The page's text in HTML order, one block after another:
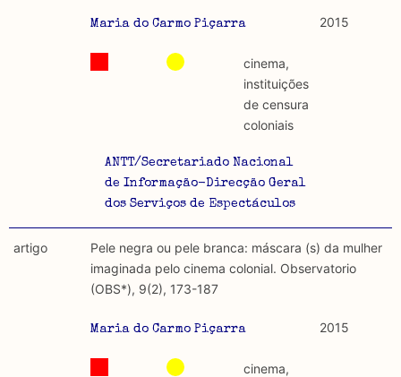
Maria do Carmo Piçarra 2015
ANTT/Secretariado Nacional
de Informação-Direcção Geral
dos Serviços de Espectáculos
cinema,
instituições
de censura
coloniais
artigo
Pele negra ou pele branca: máscara (s) da mulher
imaginada pelo cinema colonial. Observatorio
(OBS*), 9(2), 173-187
Maria do Carmo Piçarra 2015
cinema,